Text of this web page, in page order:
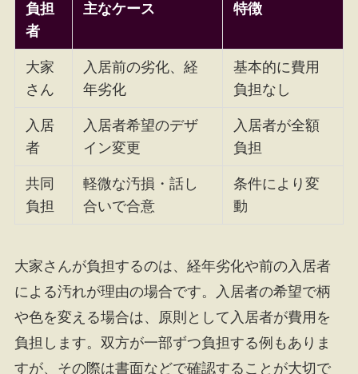
負担
者
主なケース 特徴
大家
さん
入居前の劣化、経
年劣化
基本的に費用
負担なし
入居
者
入居者希望のデザ
イン変更
入居者が全額
負担
共同
負担
軽微な汚損・話し
合いで合意
条件により変
動
大家さんが負担するのは、経年劣化や前の入居者
による汚れが理由の場合です。入居者の希望で柄
や色を変える場合は、原則として入居者が費用を
負担します。双方が一部ずつ負担する例もありま
すが、その際は書面などで確認することが大切で